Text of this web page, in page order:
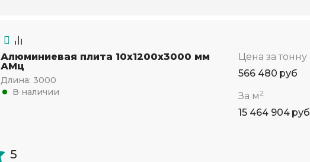
Алюминиевая плита 10x1200x3000 мм
АМц
Длина: 3000
В наличии
Цена за тонну
566 480 руб
За м2
15 464 904 руб
5